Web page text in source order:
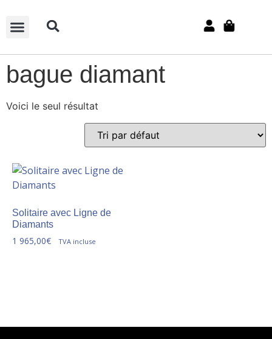
bague diamant
Voici le seul résultat
Solitaire avec Ligne de
Diamants
1 965,00€ TVA incluse